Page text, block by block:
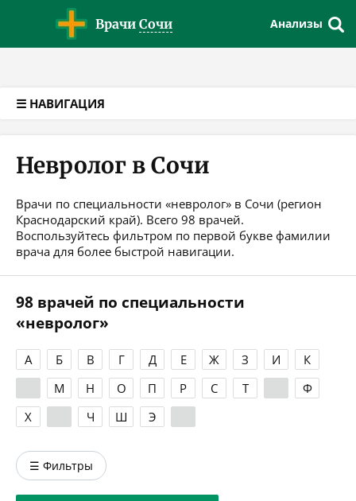
Врачи Сочи Анализы
☰ НАВИГАЦИЯ
Невролог в Сочи
Врачи по специальности «невролог» в Сочи (регион
Краснодарский край). Всего 98 врачей.
Воспользуйтесь фильтром по первой букве фамилии
врача для более быстрой навигации.
98 врачей по специальности
«невролог»
А Б В Г Д Е Ж З И
К
М Н О П Р С Т
Ф
Х
Ч Ш Э
☰ Фильтры